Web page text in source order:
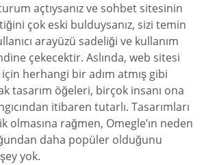
açtıysanız ve sohbet sitesinin
çok eski bulduysanız, sizi temin
arayüzü sadeliği ve kullanım
çekecektir. Aslında, web sitesi
herhangi bir adım atmış gibi
tasarım öğeleri, birçok insanı ona
itibaren tutarlı. Tasarımları
olmasına rağmen, Omegle’ın neden
daha popüler olduğunu
yok.